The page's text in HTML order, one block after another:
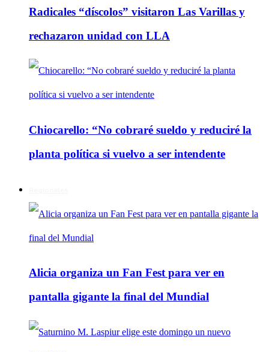
Radicales “díscolos” visitaron Las Varillas y
rechazaron unidad con LLA
Chiocarello: “No cobraré sueldo y reduciré la
planta política si vuelvo a ser intendente
Alicia organiza un Fan Fest para ver en
pantalla gigante la final del Mundial